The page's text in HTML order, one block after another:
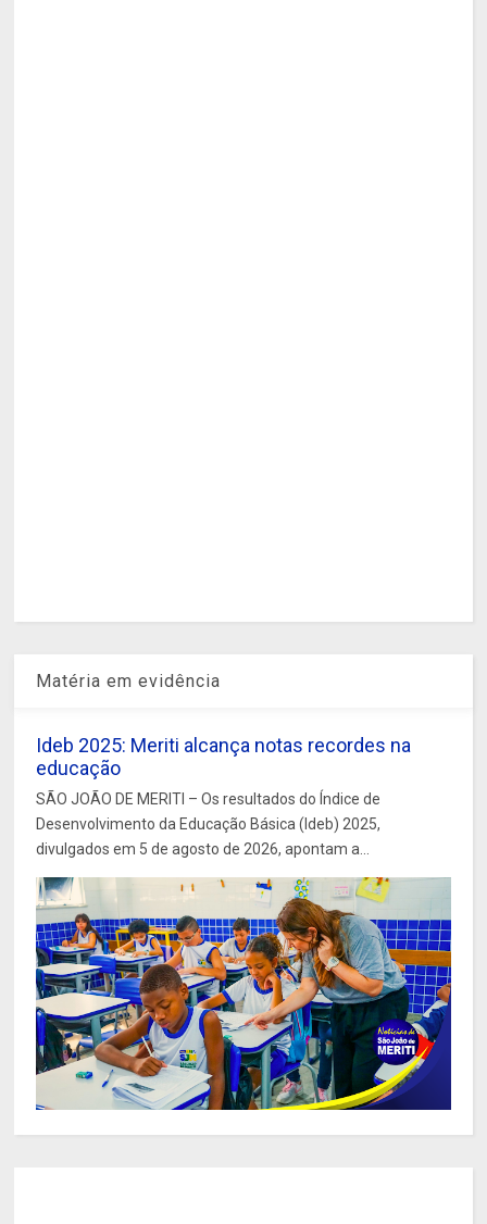
Matéria em evidência
Ideb 2025: Meriti alcança notas recordes na
educação
SÃO JOÃO DE MERITI – Os resultados do Índice de
Desenvolvimento da Educação Básica (Ideb) 2025,
divulgados em 5 de agosto de 2026, apontam a...